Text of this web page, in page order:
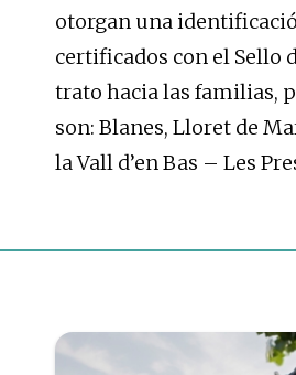
otorgan una
certificados con el Sello
trato hacia las familias,
son: Blanes, Lloret de
la Vall d’en Bas – Les